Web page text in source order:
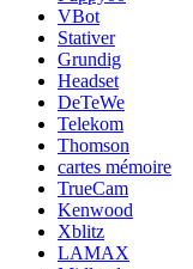
VBot
Stativer
Grundig
Headset
DeTeWe
Telekom
Thomson
cartes mémoire
TrueCam
Kenwood
Xblitz
LAMAX